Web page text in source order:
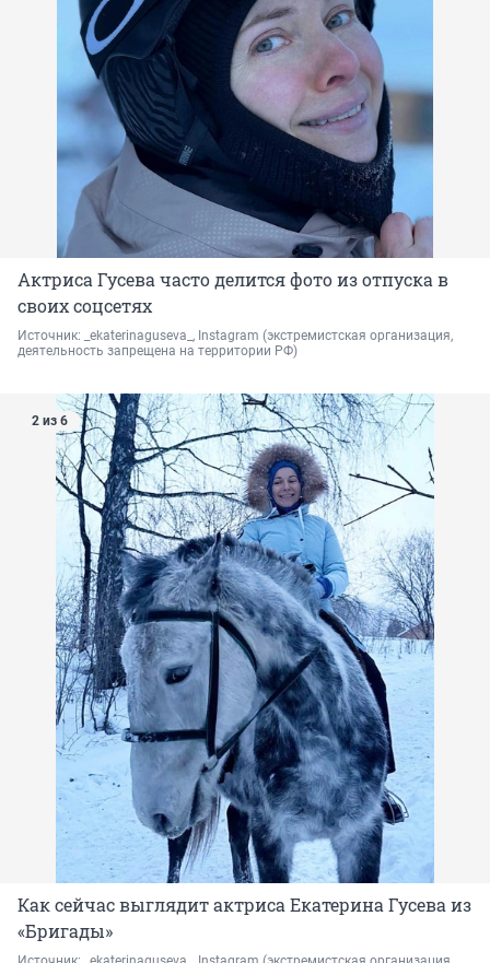
Актриса Гусева часто делится фото из отпуска в
своих соцсетях
Источник: _ekaterinaguseva_, Instagram (экстремистская организация,
деятельность запрещена на территории РФ)
2 из 6
Как сейчас выглядит актриса Екатерина Гусева из
«Бригады»